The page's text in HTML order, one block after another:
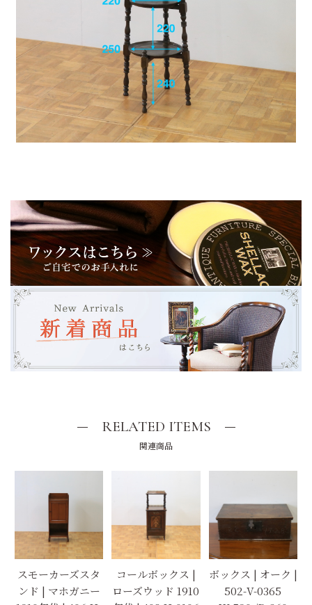
RELATED ITEMS
関連商品
スモーカーズスタ
ンド | マホガニー
コールボックス |
ローズウッド 1910
ボックス | オーク |
502-V-0365